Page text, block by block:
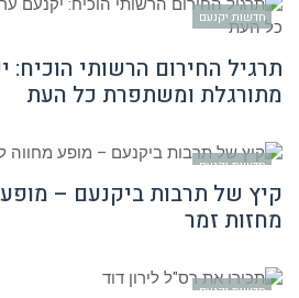
חדשות יקנעם
תרגיל החירום הרשותי הוכיח:
מתורגלת ומשתפרת כל העת
חדשות יקנעם
מחזות זמר
חדשות יקנעם